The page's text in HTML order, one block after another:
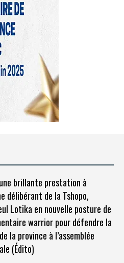
brillante prestation à
délibérant de la Tshopo,
Lotika en nouvelle posture de
warrior pour défendre la
la province à l’assemblée
(Édito)